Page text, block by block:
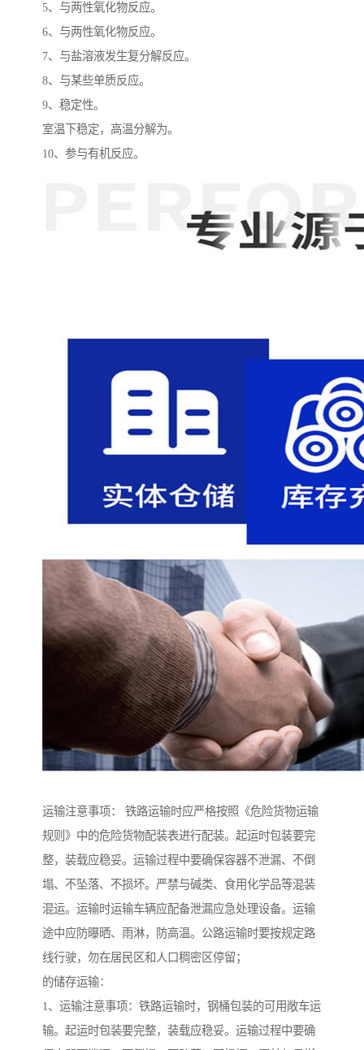
5、与两性氧化物反应。
6、与两性氧化物反应。
7、与盐溶液发生复分解反应。
8、与某些单质反应。
9、稳定性。
室温下稳定，高温分解为。
10、参与有机反应。
运输注意事项： 铁路运输时应严格按照《危险货物运输
规则》中的危险货物配装表进行配装。起运时包装要完
整，装载应稳妥。运输过程中要确保容器不泄漏、不倒
塌、不坠落、不损坏。严禁与碱类、食用化学品等混装
混运。运输时运输车辆应配备泄漏应急处理设备。运输
途中应防曝晒、雨淋，防高温。公路运输时要按规定路
线行驶，勿在居民区和人口稠密区停留；
的储存运输：
1、运输注意事项：铁路运输时，钢桶包装的可用敞车运
输。起运时包装要完整，装载应稳妥。运输过程中要确